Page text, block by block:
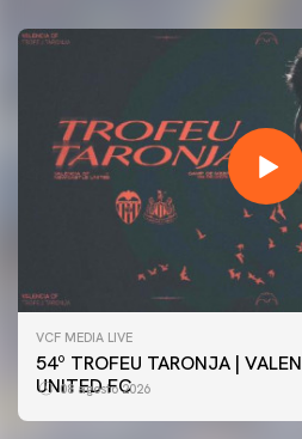
VCF MEDIA LIVE
54º TROFEU TARONJA |
UNITED FC
08 agosto 2026